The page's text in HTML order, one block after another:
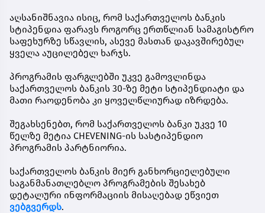
აღსანიშნავია ისიც, რომ საქართველოს ბანკის
სტიპენდია ფარავს როგორც ერთწლიან სამაგისტრო
საფეხურზე სწავლის, ასევე მასთან დაკავშირებულ
ყველა აუცილებელ ხარჯს.
პროგრამის ფარგლებში უკვე გამოვლინდა
საქართველოს ბანკის 30-ზე მეტი სტიპენდიატი და
მათი რაოდენობა კი ყოველწლიურად იზრდება.
შეგახსენებთ, რომ საქართველოს ბანკი უკვე 10
წელზე მეტია CHEVENING-ის სასტიპენდიო
პროგრამის პარტნიორია.
საქართველოს ბანკის მიერ განხორციელებული
საგანმანათლებლო პროგრამების შესახებ
დეტალური ინფორმაციის მისაღებად ეწვიეთ
ვებგვერდს.